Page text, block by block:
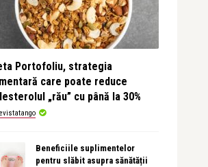
Portofoliu, strategia
care poate reduce
„rău” cu până la 30%
Beneficiile suplimentelor
pentru slăbit asupra sănătății